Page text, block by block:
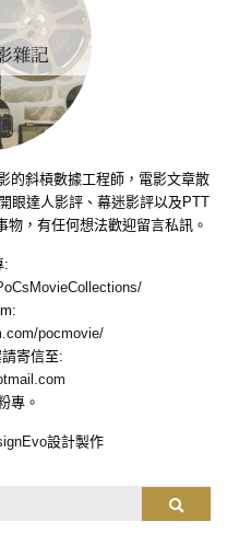
的斜槓數據工程師，電影文章散
眼達人影評、幕迷影評以及PTT
，有任何想法歡迎留言私訊。
:
pocmovie/
寄信至:
專。
設計製作